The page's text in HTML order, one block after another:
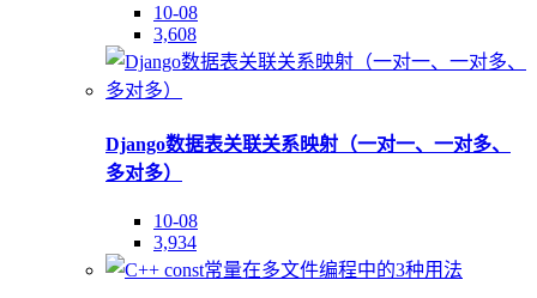
10-08
3,608
Django数据表关联关系映射（一对一、一对多、
多对多）
10-08
3,934